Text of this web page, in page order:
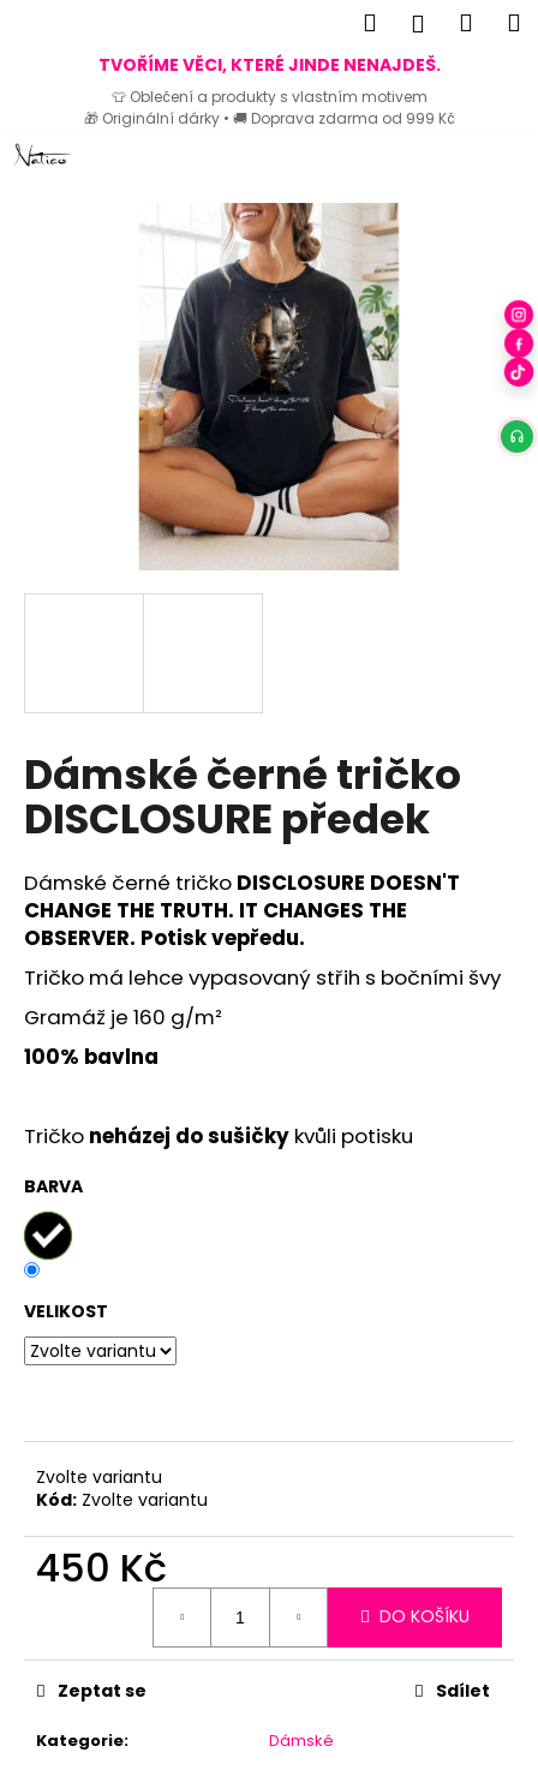
TVOŘÍME VĚCI, KTERÉ JINDE NENAJDEŠ.
👕 Oblečení a produkty s vlastním motivem
🎁 Originální dárky • 🚚 Doprava zdarma od 999 Kč
Přejít
na
Hledat
Dámské černé tričko
DISCLOSURE předek
Dámské černé tričko DISCLOSURE DOESN'T
CHANGE THE TRUTH. IT CHANGES THE
OBSERVER. Potisk vepředu.
Tričko má lehce vypasovaný střih s bočními švy
Gramáž je 160 g/m²
100% bavlna
Tričko neházej do sušičky kvůli potisku
BARVA
VELIKOST
Zvolte variantu
Kód: Zvolte variantu
450 Kč
DO KOŠÍKU
Kategorie: Dámské
Zeptat se Sdílet
Zpět
Zpět
o
j
HLEDAT
D
o
p
r
u
j
m
e